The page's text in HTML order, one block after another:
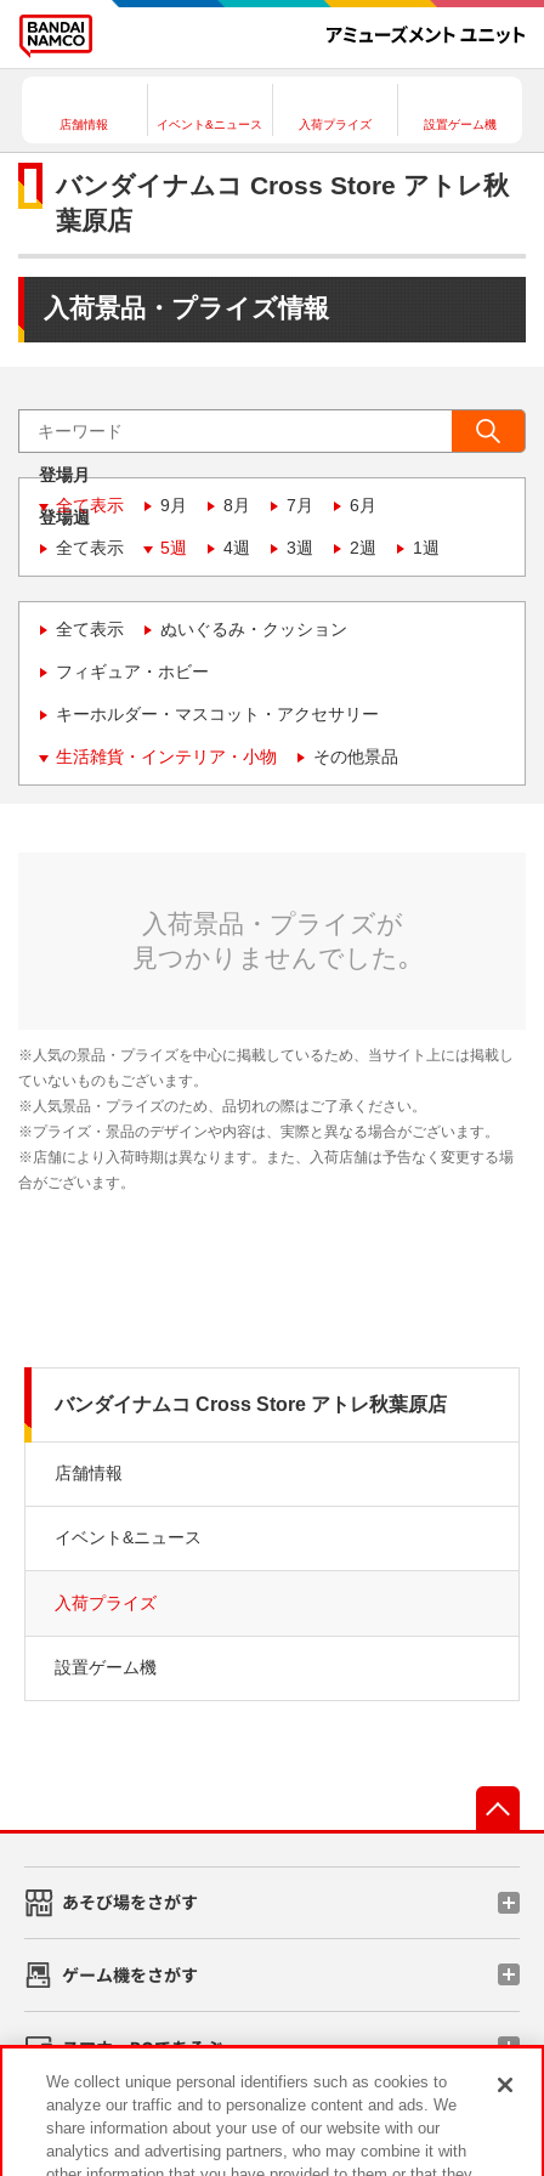
店舗情報 イベント&ニュース 入荷プライズ 設置ゲーム機
バンダイナムコ Cross Store アトレ秋
葉原店
入荷景品・プライズ情報
登場月
全て表示
9月 8月 7月 6月
登場週
全て表示
5週 4週 3週 2週 1週
全て表示 ぬいぐるみ・クッション
フィギュア・ホビー
キーホルダー・マスコット・アクセサリー
生活雑貨・インテリア・小物 その他景品
バンダイナムコ Cross Store アトレ秋葉原店
店舗情報
イベント&ニュース
入荷プライズ
設置ゲーム機
あそび場をさがす
ゲーム機をさがす
スマホ・PCであそぶ
イベント・キャンペーン
We collect unique personal identifiers such as cookies to
analyze our traffic and to personalize content and ads. We
share information about your use of our website with our
analytics and advertising partners, who may combine it with